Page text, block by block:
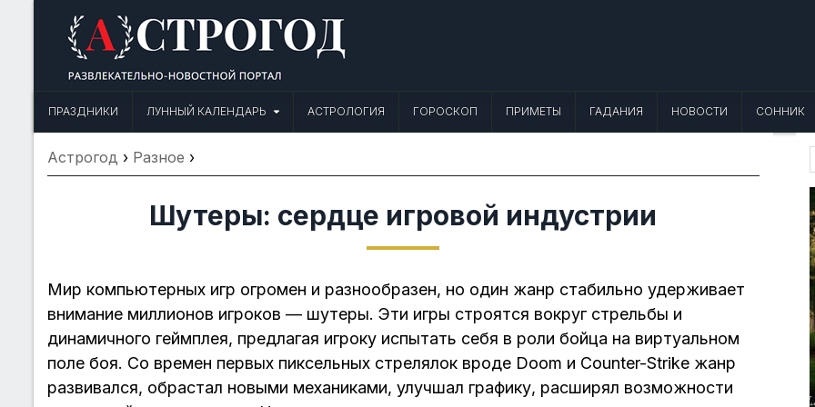
Астрогод: Праздники сегодня, Лунный календарь, Приметы, Что
ПРАЗДНИКИ
ЛУННЫЙ КАЛЕНДАРЬ АСТРОЛОГИЯ ГОРОСКОП ПРИМЕТЫ ГАДАНИЯ НОВОСТИ СОННИК
Астрогод › Разное ›
Шутеры: сердце игровой индустрии
Мир компьютерных игр огромен и разнообразен, но один жанр стабильно удерживает
внимание миллионов игроков — шутеры. Эти игры строятся вокруг стрельбы и
динамичного геймплея, предлагая игроку испытать себя в роли бойца на виртуальном
поле боя. Со времен первых пиксельных стрелялок вроде Doom и Counter-Strike жанр
развивался, обрастал новыми механиками, улучшал графику, расширял возможности